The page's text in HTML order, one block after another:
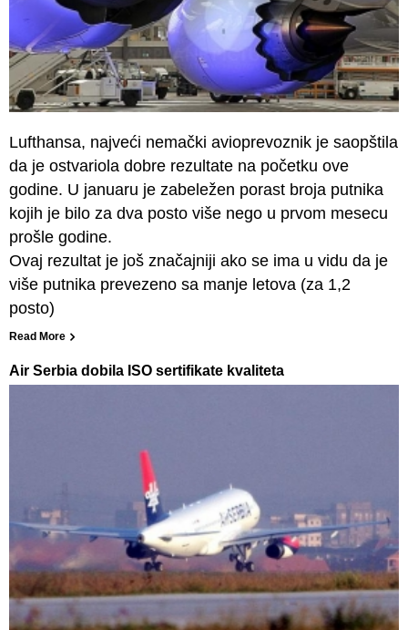
Lufthansa, najveći nemački avioprevoznik je saopštila
da je ostvariola dobre rezultate na početku ove
godine. U januaru je zabeležen porast broja putnika
kojih je bilo za dva posto više nego u prvom mesecu
prošle godine.
Ovaj rezultat je još značajniji ako se ima u vidu da je
više putnika prevezeno sa manje letova (za 1,2
posto)
Read More
Air Serbia dobila ISO sertifikate kvaliteta